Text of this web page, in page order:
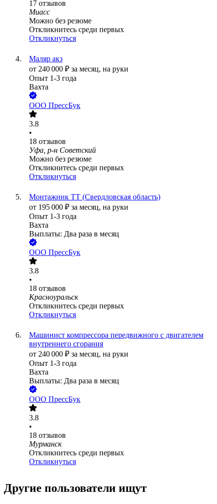
17 отзывов
Миасс
Можно без резюме
Откликнитесь среди первых
Откликнуться
Маляр акз
от 240 000 ₽ за месяц, на руки
Опыт 1-3 года
Вахта
ООО ПрессБук
3.8
•
18 отзывов
Уфа, р-н Советский
Можно без резюме
Откликнитесь среди первых
Откликнуться
Монтажник ТТ (Свердловская область)
от 195 000 ₽ за месяц, на руки
Опыт 1-3 года
Вахта
Выплаты: Два раза в месяц
ООО ПрессБук
3.8
•
18 отзывов
Красноуральск
Откликнитесь среди первых
Откликнуться
Машинист компрессора передвижного с двигателем
внутреннего сгорания
от 240 000 ₽ за месяц, на руки
Опыт 1-3 года
Вахта
Выплаты: Два раза в месяц
ООО ПрессБук
3.8
•
18 отзывов
Мурманск
Откликнитесь среди первых
Откликнуться
Другие пользователи ищут